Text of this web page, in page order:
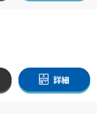
詳細